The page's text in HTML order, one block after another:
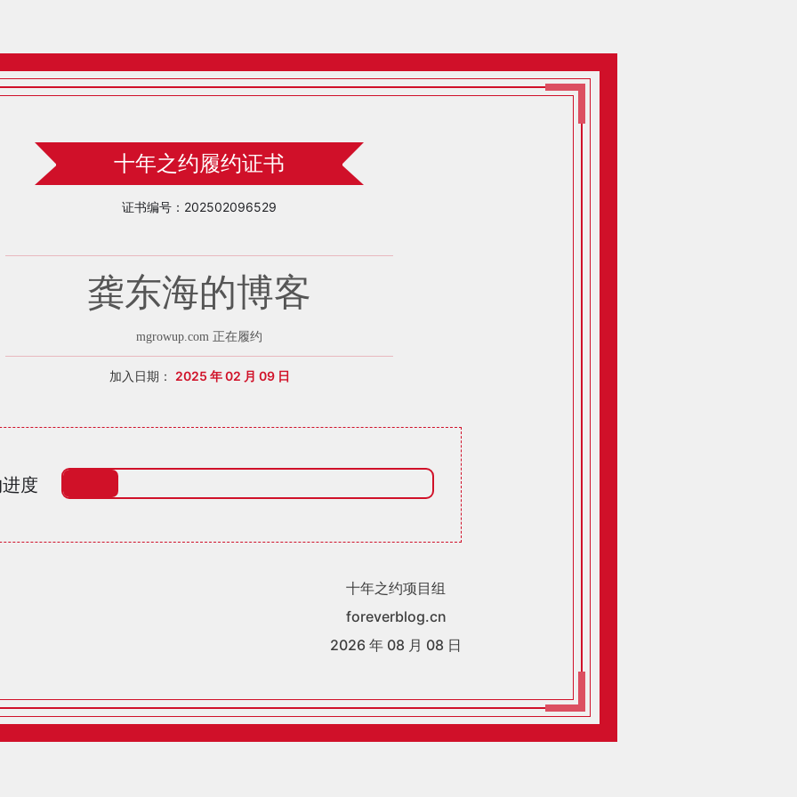
十年之约履约证书
证书编号：202502096529
龚东海的博客
mgrowup.com 正在履约
加入日期： 2025 年 02 月 09 日
度
十年之约项目组
foreverblog.cn
2026 年 08 月 08 日